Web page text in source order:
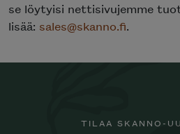
se löytyisi nettisivujemme
lisää: sales@skanno.fi.
TILAA SKANNO-